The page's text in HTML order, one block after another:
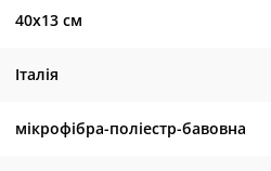
40х13 см
Італія
мікрофібра-поліестр-бавовна